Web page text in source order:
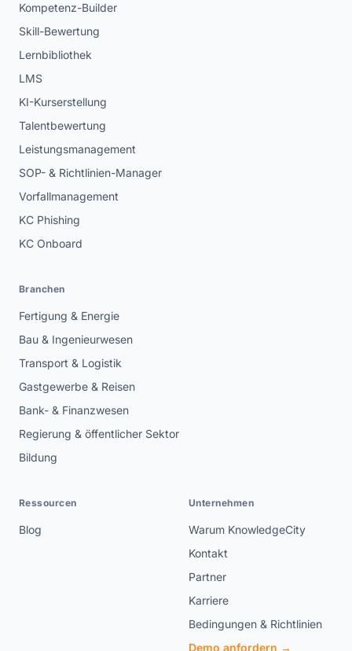
Kompetenz-Builder
Skill-Bewertung
Lernbibliothek
LMS
KI-Kurserstellung
Talentbewertung
Leistungsmanagement
SOP- & Richtlinien-Manager
Vorfallmanagement
KC Phishing
KC Onboard
Branchen
Fertigung & Energie
Bau & Ingenieurwesen
Transport & Logistik
Gastgewerbe & Reisen
Bank- & Finanzwesen
Regierung & öffentlicher Sektor
Bildung
Ressourcen
Blog
Unternehmen
Warum KnowledgeCity
Kontakt
Partner
Karriere
Bedingungen & Richtlinien
Demo anfordern →